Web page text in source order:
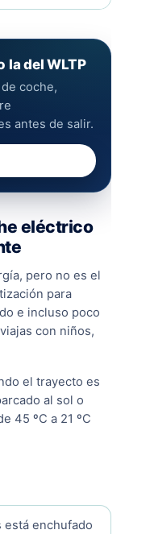
la del WLTP
coche,
antes de salir.
eléctrico
pero no es el
para
e incluso poco
con niños,
el trayecto es
al sol o
45 ºC a 21 ºC
está enchufado